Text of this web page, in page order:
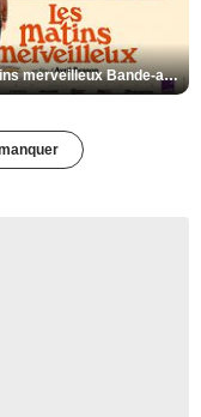
Les Matins merveilleux Bande-annonce VF